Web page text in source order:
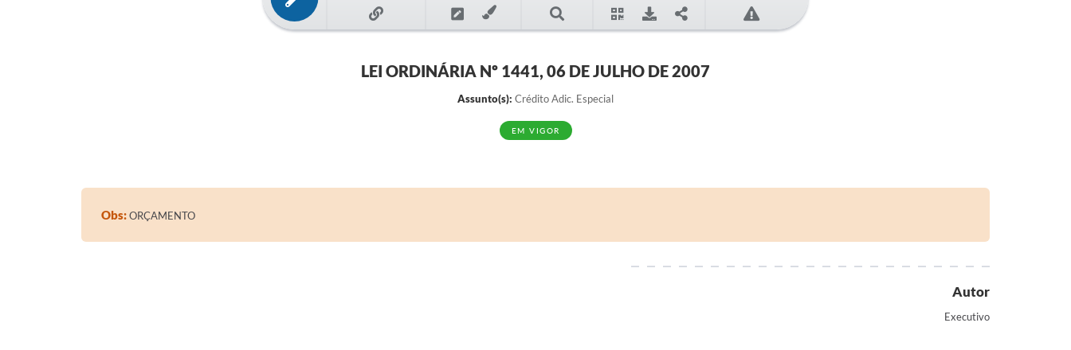
LEI ORDINÁRIA Nº 1441, 06 DE JULHO DE 2007
Assunto(s): Crédito Adic. Especial
EM VIGOR
Obs:ORÇAMENTO
Autor
Executivo